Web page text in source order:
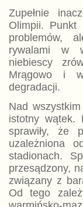
Zupełnie
Olimpii.
problemów,
rywalami w
niebiescy
Mrągowo i
degradacji.
Nad
istotny wątek.
sprawiły, że
uzależniona
stadionach.
przesądzony,
związany z
Od tego